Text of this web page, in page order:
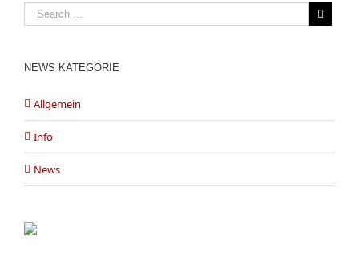
NEWS KATEGORIE
Allgemein
Info
News